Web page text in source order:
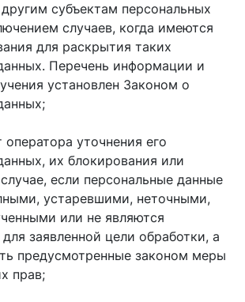
субъектам персональных
случаев, когда имеются
для раскрытия таких
Перечень информации и
установлен Законом о
оператора уточнения его
их блокирования или
если персональные данные
устаревшими, неточными,
или не являются
заявленной цели обработки, а
предусмотренные законом меры
прав;